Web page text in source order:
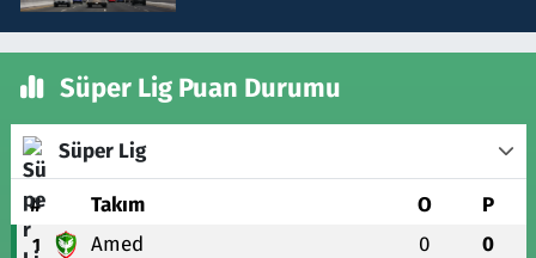
Süper Lig Puan Durumu
Süper Lig
# Takım O P
1 Amed 0 0